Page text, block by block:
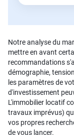
Notre analyse du
mettre en avant
recommandations
démographie,
les paramètres de
d'investissement
L'immobilier locatif
travaux imprévus)
vos propres
de vous lancer.